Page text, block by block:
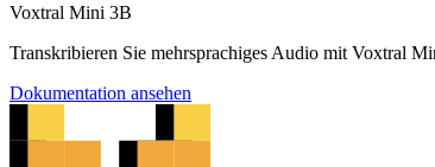
Voxtral Mini 3B
Transkribieren Sie mehrsprachiges Audio mit Voxtral
Dokumentation ansehen